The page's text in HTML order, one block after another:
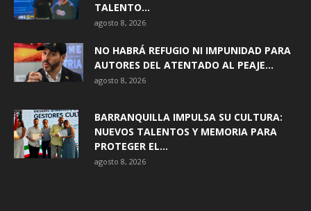
TALENTO...
agosto 8, 2026
NO HABRÁ REFUGIO NI IMPUNIDAD PARA
AUTORES DEL ATENTADO AL PEAJE...
agosto 8, 2026
BARRANQUILLA IMPULSA SU CULTURA:
NUEVOS TALENTOS Y MEMORIA PARA
PROTEGER EL...
agosto 8, 2026